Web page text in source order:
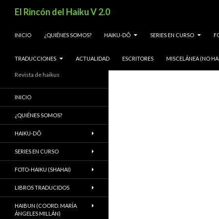
El Rincón del Haiku V 2.0
INICIO
¿QUIÉNES SOMOS? HAIKU-DÔ SERIES EN CURSO
TRADUCCIONES ACTUALIDAD ESCRITORES MISCELÁNEA (NO
Revista de haikus
INICIO
¿QUIÉNES SOMOS?
HAIKU-DÔ
SERIES EN CURSO
FOTO-HAIKU (SHAHAI)
LIBROS TRADUCIDOS
HAIBUN (COORD. MARÍA
ÁNGELES MILLÁN)